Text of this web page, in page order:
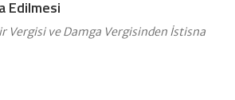
Edilmesi
Vergisi ve Damga Vergisinden İstisna